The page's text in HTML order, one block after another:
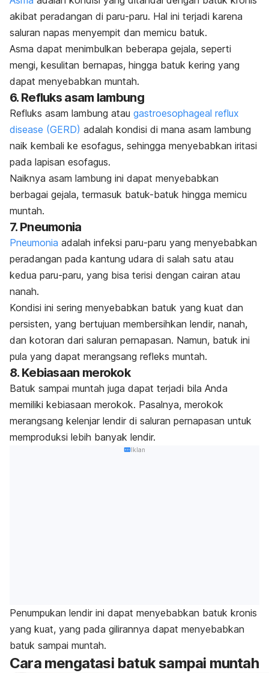
akibat peradangan di paru-paru. Hal ini terjadi karena
saluran napas menyempit dan memicu batuk.
Asma dapat menimbulkan beberapa gejala, seperti
mengi, kesulitan bernapas, hingga batuk kering yang
dapat menyebabkan muntah.
6. Refluks asam lambung
Refluks asam lambung atau gastroesophageal reflux
disease (GERD) adalah kondisi di mana asam lambung
naik kembali ke esofagus, sehingga menyebabkan iritasi
pada lapisan esofagus.
Naiknya asam lambung ini dapat menyebabkan
berbagai gejala, termasuk batuk-batuk hingga memicu
muntah.
7. Pneumonia
Pneumonia adalah infeksi paru-paru yang menyebabkan
peradangan pada kantung udara di salah satu atau
kedua paru-paru, yang bisa terisi dengan cairan atau
nanah.
Kondisi ini sering menyebabkan batuk yang kuat dan
persisten, yang bertujuan membersihkan lendir, nanah,
dan kotoran dari saluran pernapasan. Namun, batuk ini
pula yang dapat merangsang refleks muntah.
8. Kebiasaan merokok
Batuk sampai muntah juga dapat terjadi bila Anda
memiliki kebiasaan merokok. Pasalnya, merokok
merangsang kelenjar lendir di saluran pernapasan untuk
memproduksi lebih banyak lendir.
Iklan
Penumpukan lendir ini dapat menyebabkan batuk kronis
yang kuat, yang pada gilirannya dapat menyebabkan
batuk sampai muntah.
Cara mengatasi batuk sampai muntah